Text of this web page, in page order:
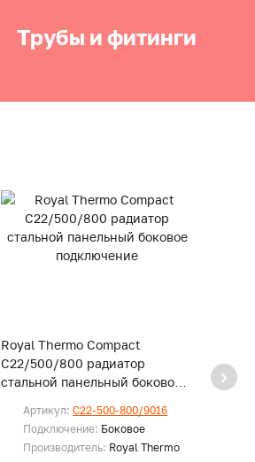
Трубы и фитинги
Royal Thermo Compact
C22/500/800 радиатор
стальной панельный боковое
Артикул:C22-500-800/9016
Подключение: Боковое
Производитель: Royal Thermo
C22/